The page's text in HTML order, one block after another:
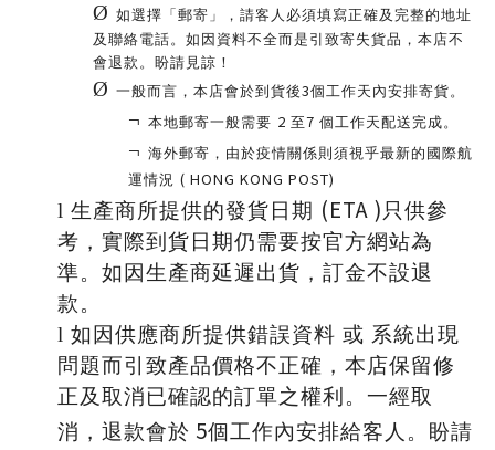
Ø 如選擇「郵寄」，請客人必須填寫正確及完整的地址
及聯絡電話。 如因資料不全而是引致寄失貨品，本店不
會退款。盼請見諒！
Ø 一般而言，本店會於到貨後3個工作天內安排寄貨。
¬ 本地郵寄一般需要 2 至7 個工作天配送完成。
¬ 海外郵寄，由於疫情關係則須視乎最新的國際航
運情況 ( HONG KONG POST)
l 生產商所提供的發貨日期 (ETA )只供參
考，實際到貨日期仍需要按官方網站為
準。 如因生產商延遲出貨，訂金不設退
款。
l 如因供應商所提供錯誤資料 或 系統出現
問題而引致產品價格不正確， 本店保留修
正及取消已確認的訂單之權利。一經取
消，退款會於 5個工作內安排給客人。盼請